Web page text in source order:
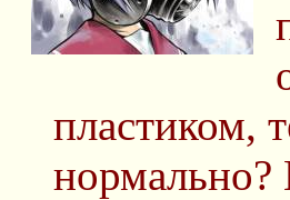
пластиком,
нормально?